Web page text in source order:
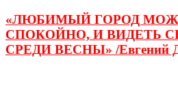
«ЛЮБИМЫЙ ГОРОД
СПОКОЙНО, И ВИДЕТЬ
СРЕДИ ВЕСНЫ» /Евгений